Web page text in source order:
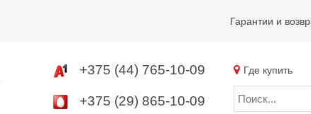
Гарантии и
+375 (44) 765-10-09
+375 (29) 865-10-09
Где купить